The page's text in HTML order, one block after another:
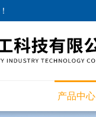
！
产品中心